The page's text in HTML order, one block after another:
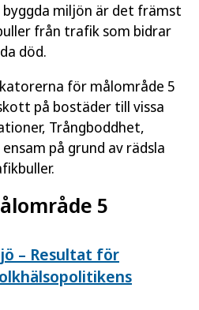
byggda miljön är det främst
från trafik som bidrar
död.
för målområde 5
på bostäder till vissa
Trångboddhet,
på grund av rädsla
5
– Resultat för